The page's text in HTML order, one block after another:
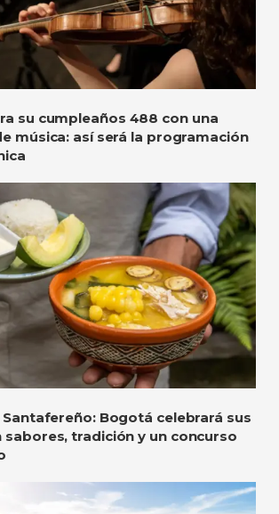
su cumpleaños 488 con una
música: así será la programación
Santafereño: Bogotá celebrará sus
sabores, tradición y un concurso